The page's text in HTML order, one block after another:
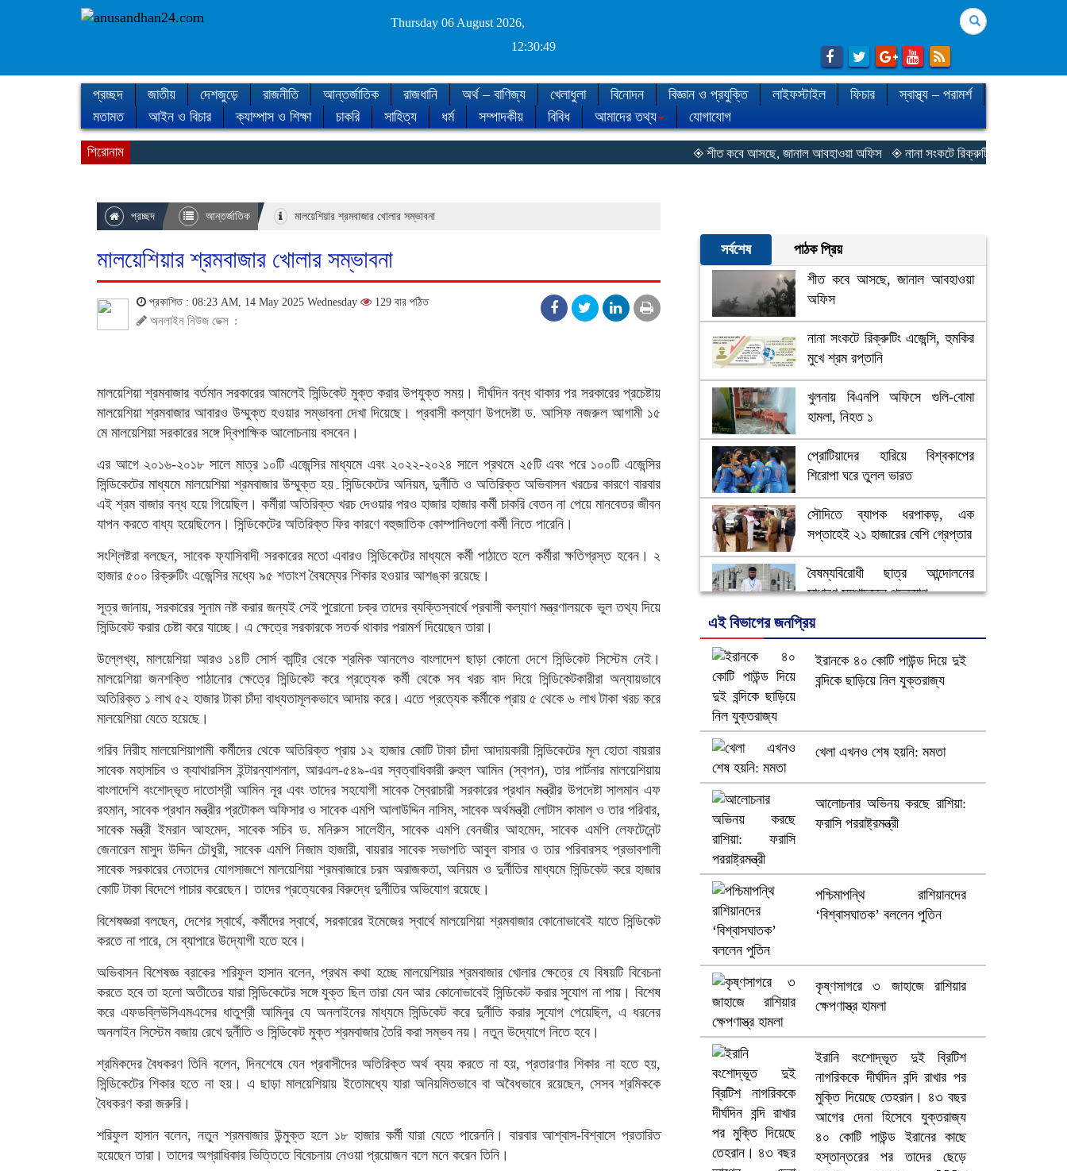
Thursday 06 August 2026,
12:30:50
Search
প্রচ্ছদ জাতীয় দেশজুড়ে রাজনীতি আন্তর্জাতিক রাজধানি অর্থ – বাণিজ্য খেলাধুলা বিনোদন বিজ্ঞান ও প্রযুক্তি লাইফস্টাইল ফিচার
স্বাস্থ্য – পরামর্শ
মতামত
আইন ও বিচার ক্যাম্পাস ও শিক্ষা চাকরি সাহিত্য ধর্ম সম্পাদকীয় বিবিধ আমাদের তথ্য যোগাযোগ
শিরোনাম ◈ শীত কবে আসছে, জানাল আবহাওয়া অফিস ◈ নানা সংকটে রিক্রুটিং এজেন্সি, হুমকির মুখে শ্রম
প্রচ্ছদ আন্তর্জাতিক মালয়েশিয়ার শ্রমবাজার খোলার সম্ভাবনা
মালয়েশিয়ার শ্রমবাজার খোলার সম্ভাবনা
প্রকাশিত : 08:23 AM, 14 May 2025 Wednesday 129 বার পঠিত
অনলাইন নিউজ ডেক্স :
মালয়েশিয়া শ্রমবাজার বর্তমান সরকারের আমলেই সিন্ডিকেট মুক্ত করার উপযুক্ত সময়। দীর্ঘদিন বন্ধ থাকার পর সরকারের প্রচেষ্টায়
মালয়েশিয়া শ্রমবাজার আবারও উম্মুক্ত হওয়ার সম্ভাবনা দেখা দিয়েছে। প্রবাসী কল্যাণ উপদেষ্টা ড. আসিফ নজরুল আগামী ১৫
মে মালয়েশিয়া সরকারের সঙ্গে দ্বিপাক্ষিক আলোচনায় বসবেন।
এর আগে ২০১৬-২০১৮ সালে মাত্র ১০টি এজেন্সির মাধ্যমে এবং ২০২২-২০২৪ সালে প্রথমে ২৫টি এবং পরে ১০০টি এজেন্সির
সিন্ডিকেটের মাধ্যমে মালয়েশিয়া শ্রমবাজার উম্মুক্ত হয়۔সিন্ডিকেটের অনিয়ম, দুর্নীতি ও অতিরিক্ত অভিবাসন খরচের কারণে বারবার
এই শ্রম বাজার বন্ধ হয়ে গিয়েছিল। কর্মীরা অতিরিক্ত খরচ দেওয়ার পরও হাজার হাজার কর্মী চাকরি বেতন না পেয়ে মানবেতর জীবন
যাপন করতে বাধ্য হয়েছিলেন। সিন্ডিকেটের অতিরিক্ত ফির কারণে বহুজাতিক কোম্পানিগুলো কর্মী নিতে পারেনি।
সংশ্লিষ্টরা বলছেন, সাবেক ফ্যাসিবাদী সরকারের মতো এবারও সিন্ডিকেটের মাধ্যমে কর্মী পাঠাতে হলে কর্মীরা ক্ষতিগ্রস্ত হবেন। ২
হাজার ৫০০ রিক্রুটিং এজেন্সির মধ্যে ৯৫ শতাংশ বৈষম্যের শিকার হওয়ার আশঙ্কা রয়েছে।
সূত্র জানায়, সরকারের সুনাম নষ্ট করার জন্যই সেই পুরোনো চক্র তাদের ব্যক্তিস্বার্থে প্রবাসী কল্যাণ মন্ত্রণালয়কে ভুল তথ্য দিয়ে
সিন্ডিকেট করার চেষ্টা করে যাচ্ছে। এ ক্ষেত্রে সরকারকে সতর্ক থাকার পরামর্শ দিয়েছেন তারা।
উল্লেখ্য, মালয়েশিয়া আরও ১৪টি সোর্স কান্ট্রি থেকে শ্রমিক আনলেও বাংলাদেশ ছাড়া কোনো দেশে সিন্ডিকেট সিস্টেম নেই।
মালয়েশিয়া জনশক্তি পাঠানোর ক্ষেত্রে সিন্ডিকেট করে প্রত্যেক কর্মী থেকে সব খরচ বাদ দিয়ে সিন্ডিকেটকারীরা অন্যায়ভাবে
অতিরিক্ত ১ লাখ ৫২ হাজার টাকা চাঁদা বাধ্যতামূলকভাবে আদায় করে। এতে প্রত্যেক কর্মীকে প্রায় ৫ থেকে ৬ লাখ টাকা খরচ করে
মালয়েশিয়া যেতে হয়েছে।
গরিব নিরীহ মালয়েশিয়াগামী কর্মীদের থেকে অতিরিক্ত প্রায় ১২ হাজার কোটি টাকা চাঁদা আদায়কারী সিন্ডিকেটের মূল হোতা বায়রার
সাবেক মহাসচিব ও ক্যাথারসিস ইন্টারন্যাশনাল, আরএল-৫৪৯-এর স্বত্বাধিকারী রুহুল আমিন (স্বপন), তার পার্টনার মালয়েশিয়ায়
বাংলাদেশি বংশোদ্ভূত দাতোশ্রী আমিন নূর এবং তাদের সহযোগী সাবেক স্বৈরাচারী সরকারের প্রধান মন্ত্রীর উপদেষ্টা সালমান এফ
রহমান, সাবেক প্রধান মন্ত্রীর প্রটোকল অফিসার ও সাবেক এমপি আলাউদ্দিন নাসিম, সাবেক অর্থমন্ত্রী লোটাস কামাল ও তার পরিবার,
সাবেক মন্ত্রী ইমরান আহমেদ, সাবেক সচিব ড. মনিরুস সালেহীন, সাবেক এমপি বেনজীর আহমেদ, সাবেক এমপি লেফটেনেন্ট
জেনারেল মাসুদ উদ্দিন চৌধুরী, সাবেক এমপি নিজাম হাজারী, বায়রার সাবেক সভাপতি আবুল বাসার ও তার পরিবারসহ প্রভাবশালী
সাবেক সরকারের নেতাদের যোগসাজশে মালয়েশিয়া শ্রমবাজারে চরম অরাজকতা, অনিয়ম ও দুর্নীতির মাধ্যমে সিন্ডিকেট করে হাজার
কোটি টাকা বিদেশে পাচার করেছেন। তাদের প্রত্যেকের বিরুদ্ধে দুর্নীতির অভিযোগ রয়েছে।
বিশেষজ্ঞরা বলছেন, দেশের স্বার্থে, কর্মীদের স্বার্থে, সরকারের ইমেজের স্বার্থে মালয়েশিয়া শ্রমবাজার কোনোভাবেই যাতে সিন্ডিকেট
করতে না পারে, সে ব্যাপারে উদ্যোগী হতে হবে।
অভিবাসন বিশেষজ্ঞ ব্রাকের শরিফুল হাসান বলেন, প্রথম কথা হচ্ছে মালয়েশিয়ার শ্রমবাজার খোলার ক্ষেত্রে যে বিষয়টি বিবেচনা
করতে হবে তা হলো অতীতের যারা সিন্ডিকেটের সঙ্গে যুক্ত ছিল তারা যেন আর কোনোভাবেই সিন্ডিকেট করার সুযোগ না পায়। বিশেষ
করে এফডব্লিউসিএমএসের ধাতুশ্রী আমিনুর যে অনলাইনের মাধ্যমে সিন্ডিকেট করে দুর্নীতি করার সুযোগ পেয়েছিল, এ ধরনের
অনলাইন সিস্টেম বজায় রেখে দুর্নীতি ও সিন্ডিকেট মুক্ত শ্রমবাজার তৈরি করা সম্ভব নয়। নতুন উদ্যোগে নিতে হবে।
শ্রমিকদের বৈধকরণ তিনি বলেন, দিনশেষে যেন প্রবাসীদের অতিরিক্ত অর্থ ব্যয় করতে না হয়, প্রতারণার শিকার না হতে হয়,
সিন্ডিকেটের শিকার হতে না হয়। এ ছাড়া মালয়েশিয়ায় ইতোমধ্যে যারা অনিয়মিতভাবে বা অবৈধভাবে রয়েছেন, সেসব শ্রমিককে
বৈধকরণ করা জরুরি।
শরিফুল হাসান বলেন, নতুন শ্রমবাজার উন্মুক্ত হলে ১৮ হাজার কর্মী যারা যেতে পারেননি। বারবার আশ্বাস-বিশ্বাসে প্রতারিত
হয়েছেন তারা। তাদের অগ্রাধিকার ভিত্তিতে বিবেচনায় নেওয়া প্রয়োজন বলে মনে করেন তিনি।
সর্বশেষ
পাঠক প্রিয়
শীত কবে আসছে, জানাল আবহাওয়া
অফিস
নানা সংকটে রিক্রুটিং এজেন্সি, হুমকির
মুখে শ্রম রপ্তানি
খুলনায় বিএনপি অফিসে গুলি-বোমা
হামলা, নিহত ১
প্রোটিয়াদের হারিয়ে বিশ্বকাপের
শিরোপা ঘরে তুলল ভারত
সৌদিতে ব্যাপক ধরপাকড়, এক
সপ্তাহেই ২১ হাজারের বেশি গ্রেপ্তার
বৈষম্যবিরোধী ছাত্র আন্দোলনের
সাধারণ সম্পাদকের পদত্যাগ
ভিউ বাড়াতে রাম দা হাতে ফেসবুকে
ভিডিও পোস্ট শিক্ষকের
আ.লীগ ও জাপার ৯ নেতা কারাগারে
ভারতে ভয়াবহ সড়ক দুর্ঘটনা, নিহত
হলিউডে নতুন প্রেমের গুঞ্জন
এই বিভাগের জনপ্রিয়
ইরানকে ৪০ কোটি পাউন্ড দিয়ে দুই
বন্দিকে ছাড়িয়ে নিল যুক্তরাজ্য
খেলা এখনও শেষ হয়নি: মমতা
আলোচনার অভিনয় করছে রাশিয়া:
ফরাসি পররাষ্ট্রমন্ত্রী
পশ্চিমাপন্থি রাশিয়ানদের
‘বিশ্বাসঘাতক’ বললেন পুতিন
কৃষ্ণসাগরে ৩ জাহাজে রাশিয়ার
ক্ষেপণাস্ত্র হামলা
ইরানি বংশোদ্ভূত দুই ব্রিটিশ
নাগরিককে দীর্ঘদিন বন্দি রাখার পর
মুক্তি দিয়েছে তেহরান। ৪৩ বছর
আগের দেনা হিসেবে যুক্তরাজ্য
৪০ কোটি পাউন্ড ইরানের কাছে
হস্তান্তরের পর তাদের ছেড়ে